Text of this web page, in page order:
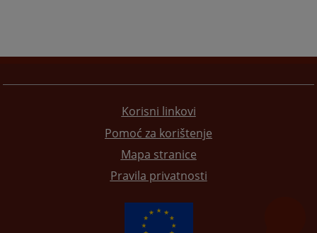
Korisni linkovi
Pomoć za korištenje
Mapa stranice
Pravila privatnosti